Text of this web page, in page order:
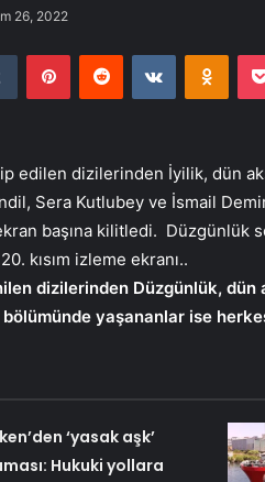
26, 2022
Tumblr PinterestReddit VKontakte
edilen dizilerinden İyilik, dün
Sera Kutlubey ve İsmail
başına kilitledi. Düzgünlük
kısım izleme ekranı..
dizilerinden Düzgünlük,
yaşananlar ise
‘yasak aşk’
Hukuki yollara